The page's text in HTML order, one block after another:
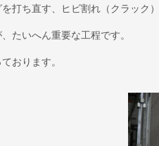
ち直す、ヒビ割れ（クラック
たいへん重要な工程です。
おります。